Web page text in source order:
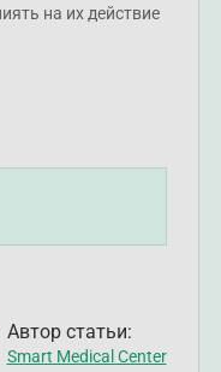
на их действие
Автор статьи:
Smart Medical Center